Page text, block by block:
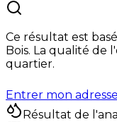
Ce résultat est
Bois. La qualité de
quartier.
Entrer mon
Résultat de